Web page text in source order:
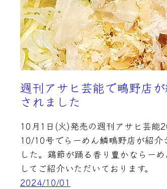
週刊アサヒ芸能で鴫野店
されました
10月1日(火)発売の週刊アサヒ芸能
10/10号でらーめん鱗鴫野店が紹介
した。鶏節が踊る香り豊かならーめ
してご紹介いただいております。
2024/10/01